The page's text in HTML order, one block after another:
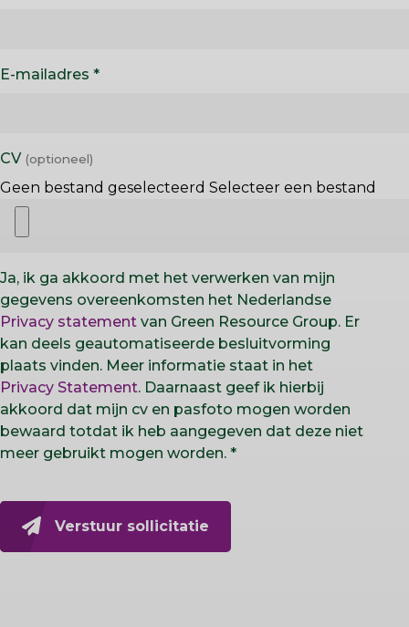
E-mailadres
CV
Geen bestand geselecteerd Selecteer een bestand
Ja, ik ga akkoord met het verwerken van mijn
gegevens overeenkomsten het Nederlandse
Privacy statement van Green Resource Group. Er
kan deels geautomatiseerde besluitvorming
plaats vinden. Meer informatie staat in het
Privacy Statement. Daarnaast geef ik hierbij
akkoord dat mijn cv en pasfoto mogen worden
bewaard totdat ik heb aangegeven dat deze niet
meer gebruikt mogen worden.
Verstuur sollicitatie